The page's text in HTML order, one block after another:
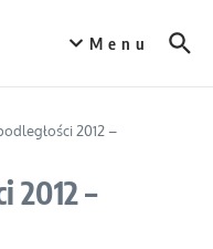
Menu
2012 –
2012 –